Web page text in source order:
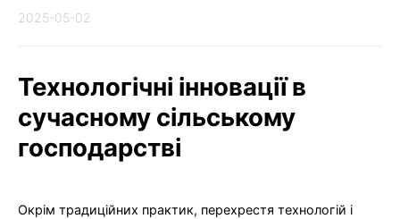
2025-05-02
Технологічні інновації в
сучасному сільському
господарстві
Окрім традиційних практик, перехрестя технологій і